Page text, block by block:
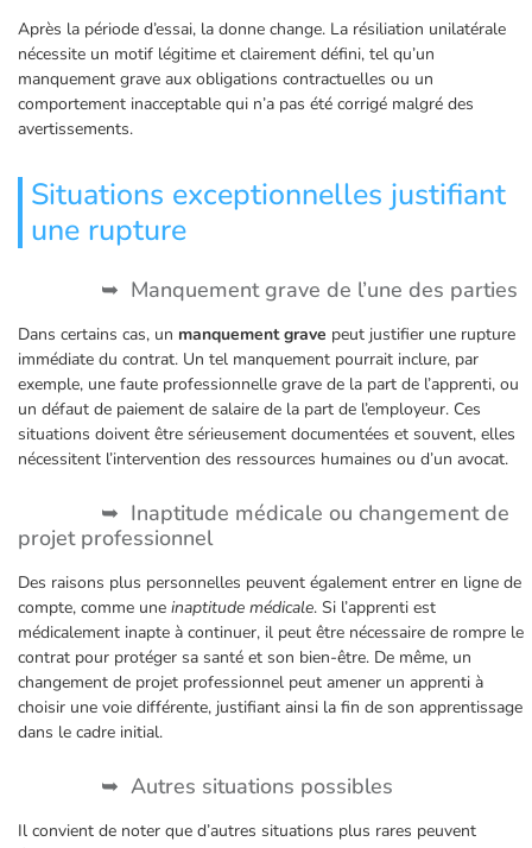
Après la période d’essai, la donne change. La résiliation unilatérale
nécessite un motif légitime et clairement défini, tel qu’un
manquement grave aux obligations contractuelles ou un
comportement inacceptable qui n’a pas été corrigé malgré des
avertissements.
Situations exceptionnelles justifiant
une rupture
Manquement grave de l’une des parties
Dans certains cas, un manquement grave peut justifier une rupture
immédiate du contrat. Un tel manquement pourrait inclure, par
exemple, une faute professionnelle grave de la part de l’apprenti, ou
un défaut de paiement de salaire de la part de l’employeur. Ces
situations doivent être sérieusement documentées et souvent, elles
nécessitent l’intervention des ressources humaines ou d’un avocat.
Inaptitude médicale ou changement de
projet professionnel
Des raisons plus personnelles peuvent également entrer en ligne de
compte, comme une inaptitude médicale. Si l’apprenti est
médicalement inapte à continuer, il peut être nécessaire de rompre le
contrat pour protéger sa santé et son bien-être. De même, un
changement de projet professionnel peut amener un apprenti à
choisir une voie différente, justifiant ainsi la fin de son apprentissage
dans le cadre initial.
Autres situations possibles
Il convient de noter que d’autres situations plus rares peuvent